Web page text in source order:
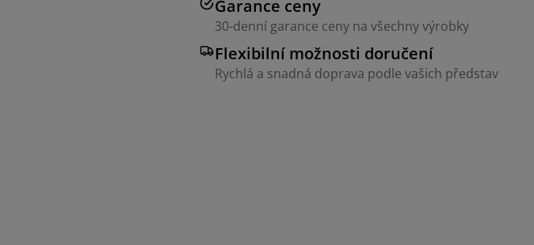
Garance ceny
30-denní garance ceny na všechny výrobky
Flexibilní možnosti doručení
Rychlá a snadná doprava podle vašich představ